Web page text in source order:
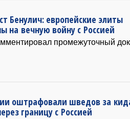
Бенулич: европейские элиты
на вечную войну с Россией
промежуточный
оштрафовали шведов за
границу с Россией